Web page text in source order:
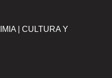
| CULTURA Y